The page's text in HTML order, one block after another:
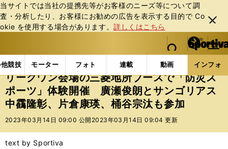
当サイトでは当社の提携先等がお客様のニーズ等について調
査・分析したり、お客様にお勧めの広告を表⽰する⽬的で Co
okie を使⽤する場合があります。詳しくはこちら
閉じ
る
web Sportiva (webスポルティーバ)
検索
マイペ
ー
ジ
メニュ
競技 モーター フォト 連載 動画 インフォ
b
ス
ポ
ル
テ
ー
バ
インフォメーション その他 リーグワン会場の三菱
リーグワン会場の三菱地所ブースで「防災ス
ポーツ」体験開催 廣瀬俊朗とサンゴリアス
中靍隆彰、片倉康瑛、桶谷宗汰も参加
2023年03月14日 09:00 公開 2023年03月14日 09:04 更新
text by Sportiva